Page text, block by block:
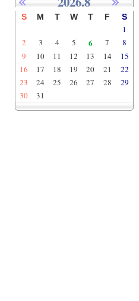
S M T W T F S
1
2
3 4 5 6 7
8
9
10 11 12 13 14
15
16
17 18 19 20 21
22
23
24 25 26 27 28
29
30
31